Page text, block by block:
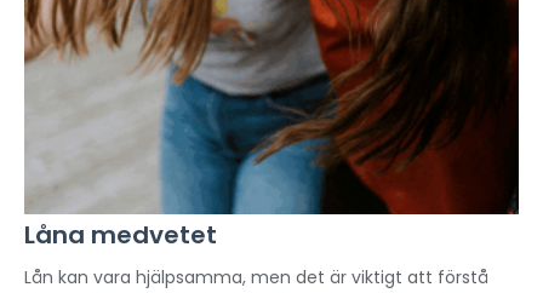
Låna medvetet
Lån kan vara hjälpsamma, men det är viktigt att förstå